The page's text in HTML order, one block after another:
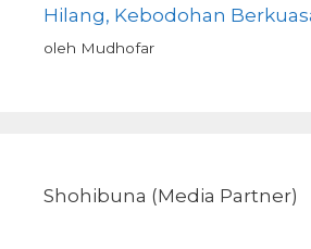
Hilang, Kebodohan
oleh Mudhofar
Shohibuna (Media Partner)